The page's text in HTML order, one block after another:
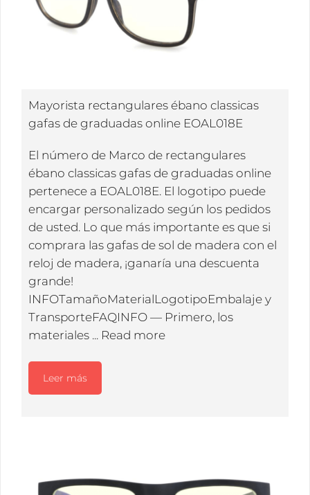
Mayorista rectangulares ébano classicas
gafas de graduadas online EOAL018E
El número de Marco de rectangulares
ébano classicas gafas de graduadas online
pertenece a EOAL018E. El logotipo puede
encargar personalizado según los pedidos
de usted. Lo que más importante es que si
comprara las gafas de sol de madera con el
reloj de madera, ¡ganaría una descuenta
grande!
INFOTamañoMaterialLogotipoEmbalaje y
TransporteFAQINFO — Primero, los
materiales ... Read more
Leer más